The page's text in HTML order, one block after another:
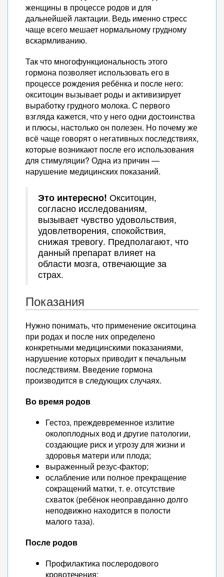
женщины в процессе родов и для
дальнейшей лактации. Ведь именно стресс
чаще всего мешает нормальному грудному
вскармливанию.
Так что многофункциональность этого
гормона позволяет использовать его в
процессе рождения ребёнка и после него:
окситоцин вызывает роды и активизирует
выработку грудного молока. С первого
взгляда кажется, что у него одни достоинства
и плюсы, настолько он полезен. Но почему же
всё чаще говорят о негативных последствиях,
которые возникают после его использования
для стимуляции? Одна из причин —
нарушение медицинских показаний.
Это интересно! Окситоцин,
согласно исследованиям,
вызывает чувство удовольствия,
удовлетворения, спокойствия,
снижая тревогу. Предполагают, что
данный препарат влияет на
области мозга, отвечающие за
страх.
Показания
Нужно понимать, что применение окситоцина
при родах и после них определено
конкретными медицинскими показаниями,
нарушение которых приводит к печальным
последствиям. Введение гормона
производится в следующих случаях.
Во время родов
Гестоз, преждевременное излитие
околоплодных вод и другие патологии,
создающие риск и угрозу для жизни и
здоровья матери или плода;
выраженный резус-фактор;
ослабление или полное прекращение
сокращений матки, т. е. отсутствие
схваток (ребёнок неоправданно долго
неподвижно находится в полости
малого таза).
После родов
Профилактика послеродового
кровотечения;